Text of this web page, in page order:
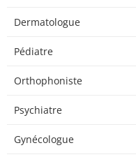
Dermatologue
Pédiatre
Orthophoniste
Psychiatre
Gynécologue